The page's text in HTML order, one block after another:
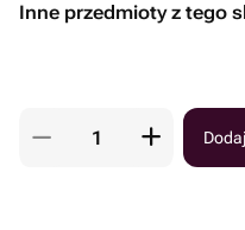
Inne przedmioty z tego
Dodaj